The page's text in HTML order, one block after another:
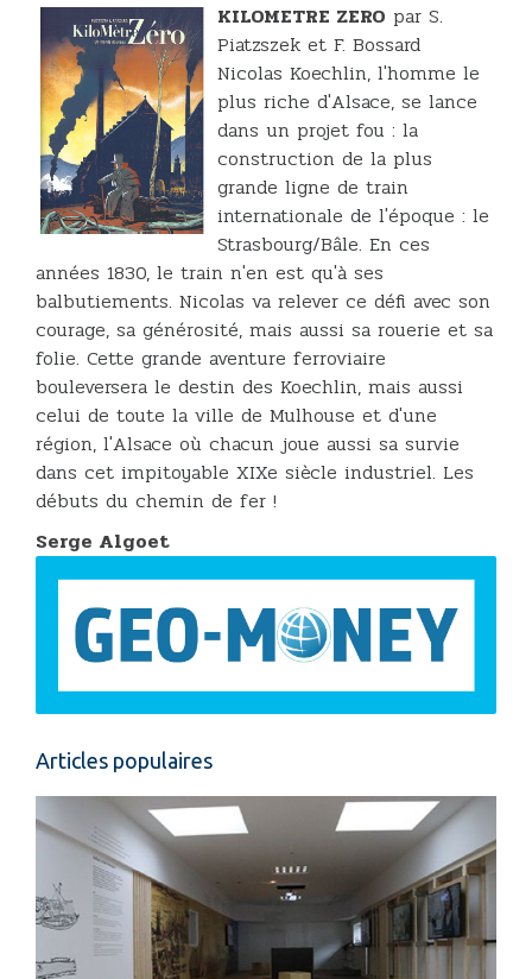
KILOMETRE ZERO par S.
Piatzszek et F. Bossard
Nicolas Koechlin, l'homme le
plus riche d'Alsace, se lance
dans un projet fou : la
construction de la plus
grande ligne de train
internationale de l'époque : le
Strasbourg/Bâle. En ces
années 1830, le train n'en est qu'à ses
balbutiements. Nicolas va relever ce défi avec son
courage, sa générosité, mais aussi sa rouerie et sa
folie. Cette grande aventure ferroviaire
bouleversera le destin des Koechlin, mais aussi
celui de toute la ville de Mulhouse et d'une
région, l'Alsace où chacun joue aussi sa survie
dans cet impitoyable XIXe siècle industriel. Les
débuts du chemin de fer !
Serge Algoet
Articles populaires